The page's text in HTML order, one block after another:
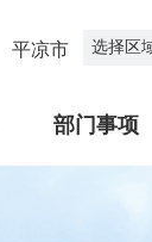
平凉市 选择区
部门事项